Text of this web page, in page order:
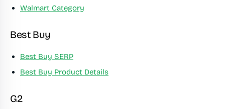
Walmart Category
Best Buy
Best Buy SERP
Best Buy Product Details
G2